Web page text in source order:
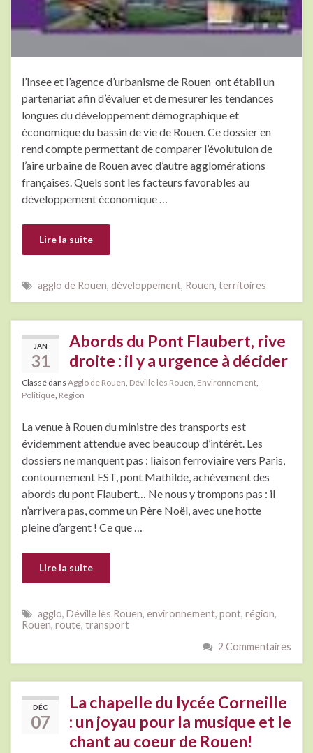
l’Insee et l’agence d’urbanisme de Rouen ont établi un
partenariat afin d’évaluer et de mesurer les tendances
longues du développement démographique et
économique du bassin de vie de Rouen. Ce dossier en
rend compte permettant de comparer l’évolutuion de
l’aire urbaine de Rouen avec d’autre agglomérations
françaises. Quels sont les facteurs favorables au
développement économique …
Lire la suite
agglo de Rouen, développement, Rouen, territoires
JAN
31
Abords du Pont Flaubert, rive
droite : il y a urgence à décider
Classé dans Agglo de Rouen, Déville lès Rouen, Environnement,
Politique, Région
La venue à Rouen du ministre des transports est
évidemment attendue avec beaucoup d’intérêt. Les
dossiers ne manquent pas : liaison ferroviaire vers Paris,
contournement EST, pont Mathilde, achèvement des
abords du pont Flaubert… Ne nous y trompons pas : il
n’arrivera pas, comme un Père Noël, avec une hotte
pleine d’argent ! Ce que …
Lire la suite
agglo, Déville lès Rouen, environnement, pont, région,
Rouen, route, transport
2 Commentaires
DÉC
07
La chapelle du lycée Corneille
: un joyau pour la musique et le
chant au coeur de Rouen!